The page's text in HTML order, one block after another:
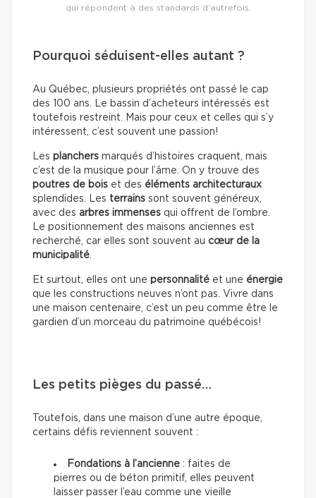
qui répondent à des standards d’autrefois.
Pourquoi séduisent-elles autant ?
Au Québec, plusieurs propriétés ont passé le cap
des 100 ans. Le bassin d’acheteurs intéressés est
toutefois restreint. Mais pour ceux et celles qui s’y
intéressent, c’est souvent une passion!
Les planchers marqués d’histoires craquent, mais
c’est de la musique pour l’âme. On y trouve des
poutres de bois et des éléments architecturaux
splendides. Les terrains sont souvent généreux,
avec des arbres immenses qui offrent de l’ombre.
Le positionnement des maisons anciennes est
recherché, car elles sont souvent au cœur de la
municipalité.
Et surtout, elles ont une personnalité et une énergie
que les constructions neuves n’ont pas. Vivre dans
une maison centenaire, c’est un peu comme être le
gardien d’un morceau du patrimoine québécois!
Les petits pièges du passé…
Toutefois, dans une maison d’une autre époque,
certains défis reviennent souvent :
Fondations à l’ancienne : faites de
pierres ou de béton primitif, elles peuvent
laisser passer l’eau comme une vieille